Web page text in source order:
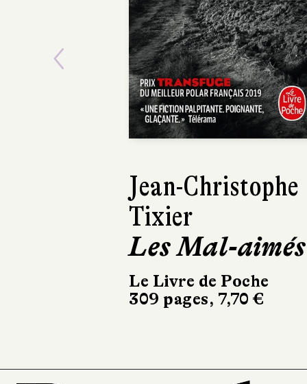
David Zukerman
San Perdido
Le Livre de Poche
Previous